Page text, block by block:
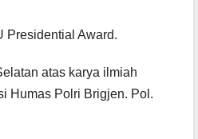
Presidential Award.
atas karya ilmiah
Humas Polri Brigjen. Pol.